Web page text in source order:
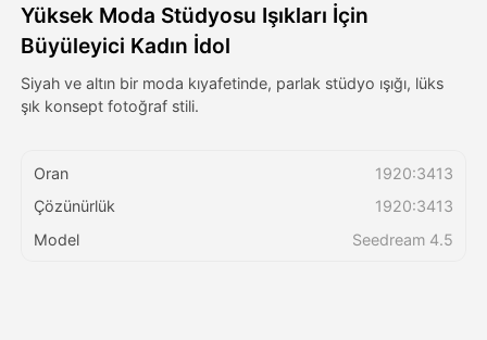
Galeri
Blog
Fiyatlandırma
Yüksek Moda Stüdyosu Işıkları İçin
Büyüleyici Kadın İdol
Siyah ve altın bir moda kıyafetinde, parlak stüdyo ışığı, lüks
şık konsept fotoğraf stili.
Oran
1920:3413
Çözünürlük
1920:3413
Model
Seedream 4.5